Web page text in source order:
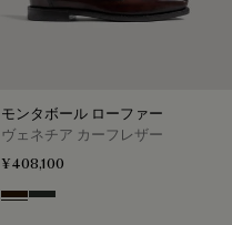
モンタボール ローファー
ヴェネチア カーフレザー
¥408,100
Marron Ambre
Chimere